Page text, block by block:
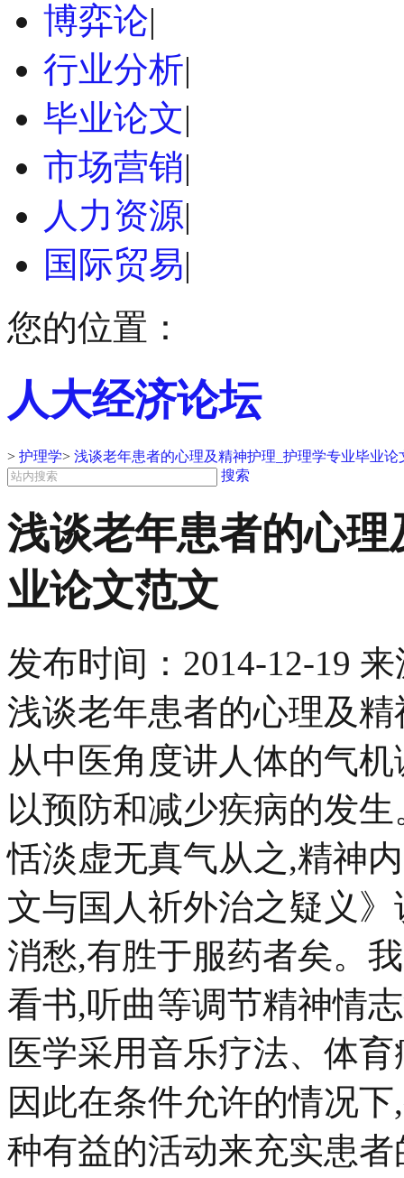
博弈论|
行业分析|
毕业论文|
市场营销|
人力资源|
国际贸易|
您的位置：
人大经济论坛
> 护理学> 浅谈老年患者的心理及精神护理_护理学专业毕业论
搜索
浅谈老年患者的心
业论文范文
发布时间： 2014-12-19 来
浅谈老年患者的心理及
从中医角度讲人体的气
以预防和减少疾病的发
恬淡虚无真气从之,精神
文与国人祈外治之疑义
消愁,有胜于服药者矣。
看书,听曲等调节精神情
医学采用音乐疗法、体
因此在条件允许的情况
种有益的活动来充实患